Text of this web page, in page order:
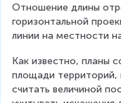
Отношение длины
горизонтальной
линии на местности
Как известно, планы
площади
считать величиной